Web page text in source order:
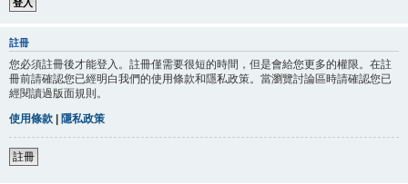
註冊
您必須註冊後才能登入。註冊僅需要很短的時間，但是會給您更多的權限。在註
冊前請確認您已經明白我們的使用條款和隱私政策。當瀏覽討論區時請確認您已
經閱讀過版面規則。
使用條款 | 隱私政策
註冊